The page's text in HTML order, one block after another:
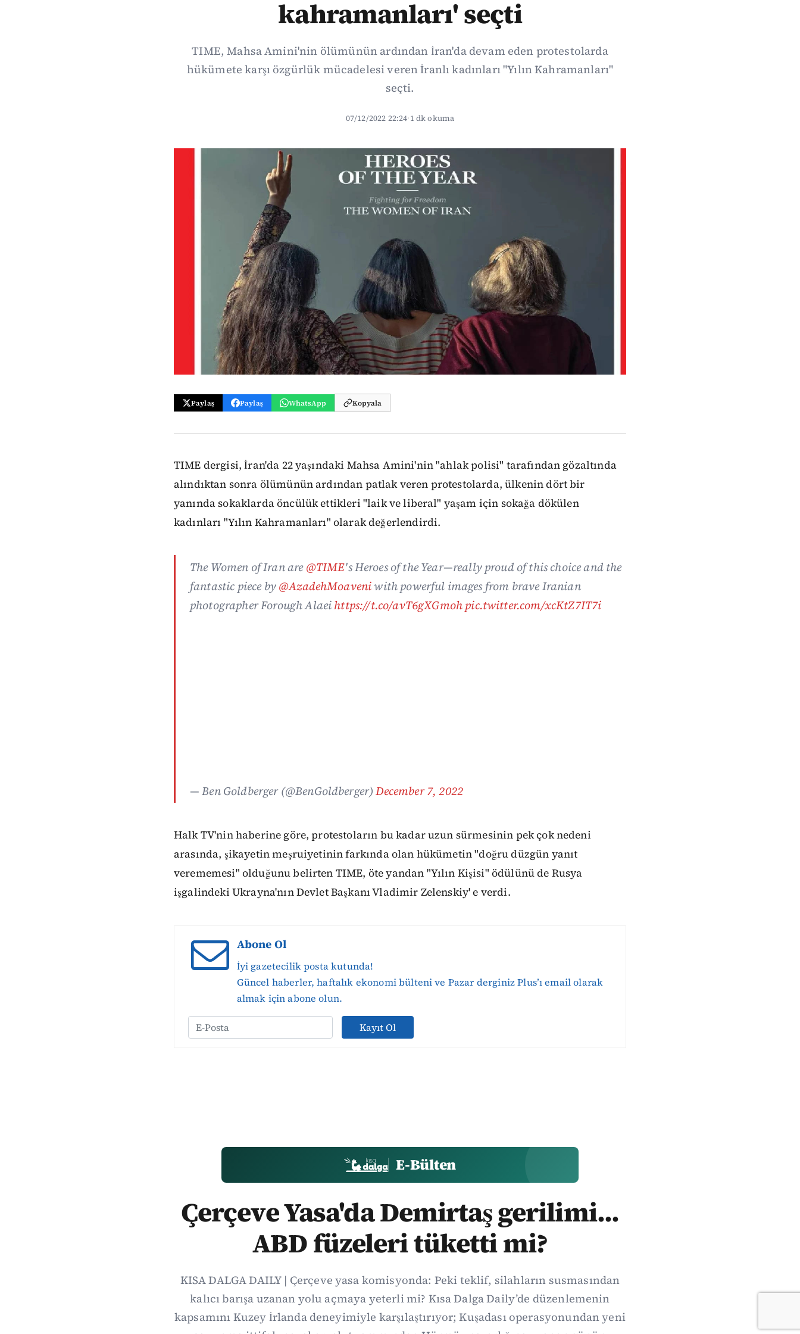
kahramanları' seçti
TIME, Mahsa Amini'nin ölümünün ardından İran'da devam eden protestolarda
hükümete karşı özgürlük mücadelesi veren İranlı kadınları "Yılın Kahramanları"
seçti.
07/12/2022 22:24·1 dk okuma
Paylaş Paylaş WhatsApp Kopyala
TIME dergisi, İran'da 22 yaşındaki Mahsa Amini'nin "ahlak polisi" tarafından gözaltında
alındıktan sonra ölümünün ardından patlak veren protestolarda, ülkenin dört bir
yanında sokaklarda öncülük ettikleri "laik ve liberal" yaşam için sokağa dökülen
kadınları "Yılın Kahramanları" olarak değerlendirdi.
The Women of Iran are@TIME's Heroes of the Year—really proud of this choice and the
fantastic piece by@AzadehMoaveniwith powerful images from brave Iranian
photographer Forough Alaeihttps://t.co/avT6gXGmohpic.twitter.com/xcKtZ7IT7i
— Ben Goldberger (@BenGoldberger)December 7, 2022
Halk TV'nin haberine göre, protestoların bu kadar uzun sürmesinin pek çok nedeni
arasında, şikayetin meşruiyetinin farkında olan hükümetin "doğru düzgün yanıt
verememesi" olduğunu belirten TIME, öte yandan "Yılın Kişisi" ödülünü de Rusya
işgalindeki Ukrayna'nın Devlet Başkanı Vladimir Zelenskiy' e verdi.
Abone Ol
İyi gazetecilik posta kutunda!
Güncel haberler, haftalık ekonomi bülteni ve Pazar derginiz Plus’ı email olarak
almak için abone olun.
Kayıt Ol
E-Bülten
Çerçeve Yasa'da Demirtaş gerilimi...
ABD füzeleri tüketti mi?
KISA DALGA DAILY | Çerçeve yasa komisyonda: Peki teklif, silahların susmasından
kalıcı barışa uzanan yolu açmaya yeterli mi? Kısa Dalga Daily’de düzenlemenin
kapsamını Kuzey İrlanda deneyimiyle karşılaştırıyor; Kuşadası operasyonundan yeni